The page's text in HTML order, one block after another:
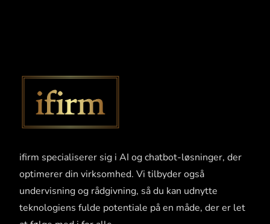
ifirm specialiserer sig i AI og chatbot-løsninger, der
optimerer din virksomhed. Vi tilbyder også
undervisning og rådgivning, så du kan udnytte
teknologiens fulde potentiale på en måde, der er let